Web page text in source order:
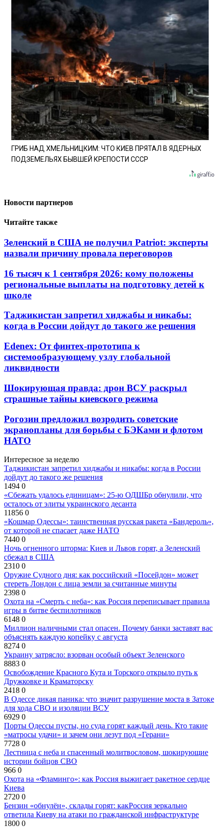
ГРИБ НАД ХМЕЛЬНИЦКИМ: ЧТО КИЕВ ПРЯТАЛ В ЯДЕРНЫХ
ПОДЗЕМЕЛЬЯХ БЫВШЕЙ КРЕПОСТИ СССР
Новости партнеров
Читайте также
Зеленский в США не получил Patriot: эксперты
назвали причину провала переговоров
16 тысяч к 1 сентября 2026: кому положены
региональные выплаты на подготовку детей к
школе
Таджикистан запретил хиджабы и никабы:
когда в России дойдут до такого же решения
Edenex: От финтех-прототипа к
системообразующему узлу глобальной
ликвидности
Шокирующая правда: дрон ВСУ раскрыл
страшные тайны киевского режима
Рогозин предложил возродить советские
экранопланы для борьбы с БЭКами и флотом
НАТО
Интересное за неделю
Таджикистан запретил хиджабы и никабы: когда в России
дойдут до такого же решения
1494 0
«Сбежать удалось единицам»: 25-ю ОДШБр обнулили, что
осталось от элиты украинского десанта
11856 0
«Кошмар Одессы»: таинственная русская ракета «Бандероль»,
от которой не спасает даже НАТО
7440 0
Ночь огненного шторма: Киев и Львов горят, а Зеленский
сбежал в США
2310 0
Оружие Судного дня: как российский «Посейдон» может
стереть Лондон с лица земли за считанные минуты
2398 0
Охота на «Смерть с неба»: как Россия переписывает правила
игры в битве беспилотников
6148 0
Миллион наличными стал опасен. Почему банки заставят вас
объяснять каждую копейку с августа
8274 0
Украину затрясло: взорван особый объект Зеленского
8883 0
Освобождение Красного Кута и Торского открыло путь к
Дружковке и Краматорску
2418 0
В Одессе дикая паника: что значит разрушение моста в Затоке
для хода СВО и изоляции ВСУ
6929 0
Порты Одессы пусты, но суда горят каждый день. Кто такие
«матросы удачи» и зачем они лезут под «Герани»
7728 0
Лестница с неба и спасенный молитвословом, шокирующие
истории бойцов СВО
966 0
Охота на «Фламинго»: как Россия выжигает ракетное сердце
Киева
2720 0
Бензин «обнулён», склады горят: какРоссия зеркально
ответила Киеву на атаки по гражданской инфраструктуре
1800 0